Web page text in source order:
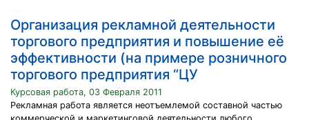
Организация рекламной деятельности
торгового предприятия и повышение её
эффективности (на примере розничного
торгового предприятия “ЦУ
Курсовая работа, 03 Февраля 2011
Рекламная работа является неотъемлемой составной частью